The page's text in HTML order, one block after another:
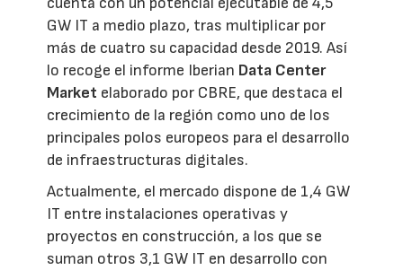
GW IT a medio plazo, tras multiplicar por
más de cuatro su capacidad desde 2019. Así
lo recoge el informe Iberian Data Center
Market elaborado por CBRE, que destaca el
crecimiento de la región como uno de los
principales polos europeos para el desarrollo
de infraestructuras digitales.
Actualmente, el mercado dispone de 1,4 GW
IT entre instalaciones operativas y
proyectos en construcción, a los que se
suman otros 3,1 GW IT en desarrollo con